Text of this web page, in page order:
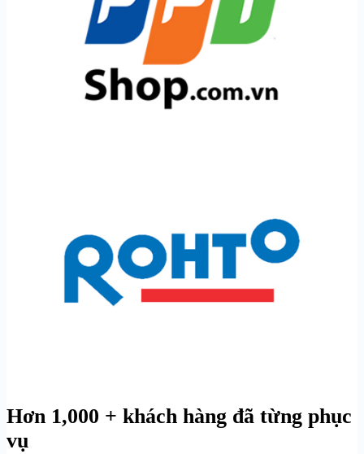
Hơn 1,000 + khách hàng đã từng phục
vụ